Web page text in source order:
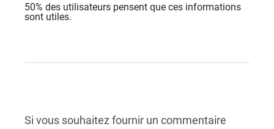
50% des utilisateurs pensent que ces informations
sont utiles.
Si vous souhaitez fournir un commentaire